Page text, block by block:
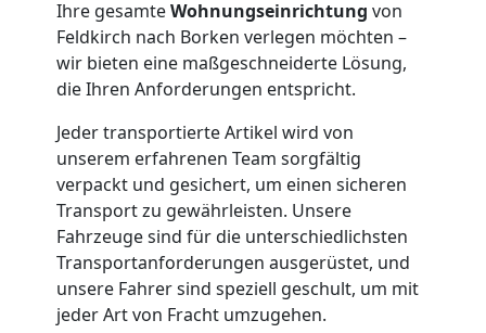
Ihre gesamteWohnungseinrichtung von
Feldkirch nach Borken verlegen möchten –
wir bieten eine maßgeschneiderte Lösung,
die Ihren Anforderungen entspricht.
Jeder transportierte Artikel wird von
unserem erfahrenen Team sorgfältig
verpackt und gesichert, um einen sicheren
Transport zu gewährleisten. Unsere
Fahrzeuge sind für die unterschiedlichsten
Transportanforderungen ausgerüstet, und
unsere Fahrer sind speziell geschult, um mit
jeder Art von Fracht umzugehen.
Möbelmontage
Feldkirch
Möbeltransport
Feldkirch
Beiladung